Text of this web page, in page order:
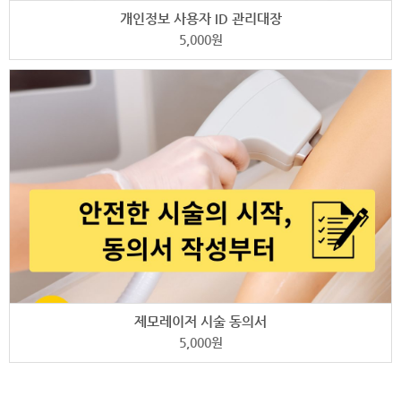
개인정보 사용자 ID 관리대장
5,000원
제모레이저 시술 동의서
5,000원